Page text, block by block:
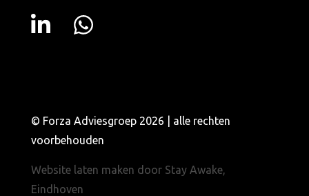
© Forza Adviesgroep 2026 | alle rechten
voorbehouden
Website laten maken door Stay Awake,
Eindhoven